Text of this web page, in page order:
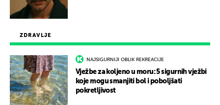
ZDRAVLJE
NAJSIGURNIJI OBLIK REKREACIJE
Vježbe za koljeno u moru: 5 sigurnih vježbi
koje mogu smanjiti bol i poboljšati
pokretljivost